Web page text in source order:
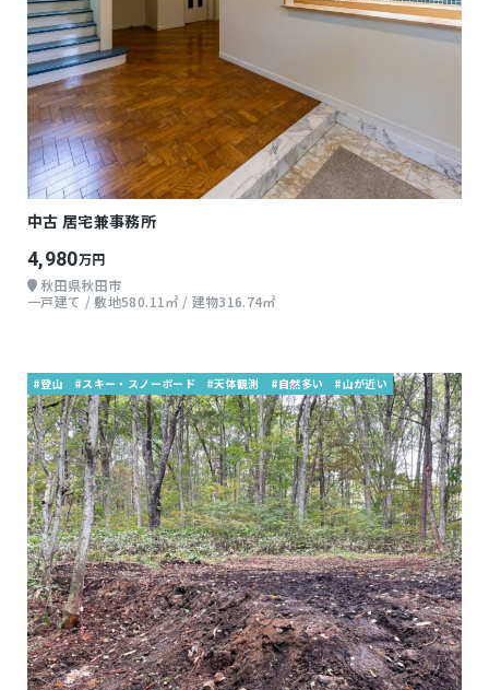
中古 居宅兼事務所
4,980万円
秋田県秋田市
一戸建て / 敷地580.11㎡ / 建物316.74㎡
#登山 #スキー・スノーボード #天体観測 #自然多い #山が近い